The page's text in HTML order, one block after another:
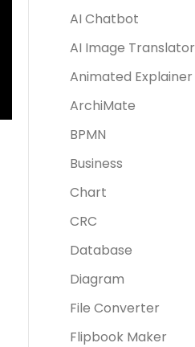
AI Chatbot
AI Image Translator
Animated Explainer
ArchiMate
BPMN
Business
Chart
CRC
Database
Diagram
File Converter
Flipbook Maker